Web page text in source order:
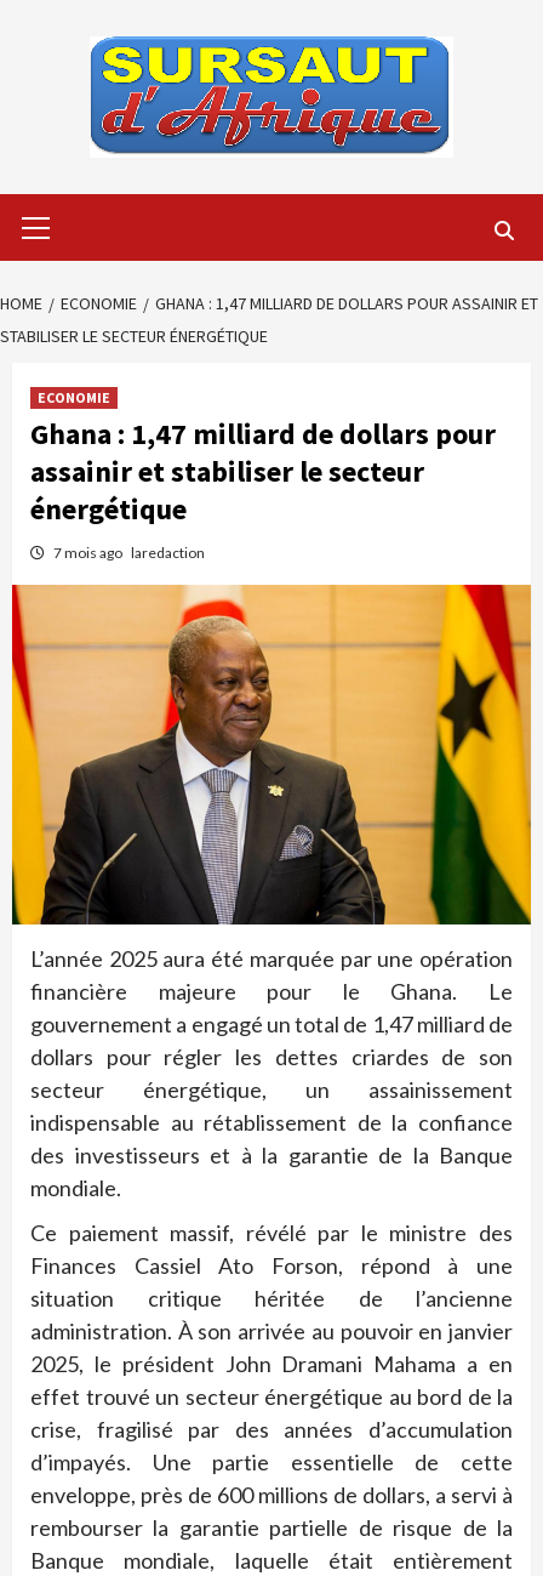
Menu
HOME ECONOMIE
GHANA : 1,47 MILLIARD DE DOLLARS POUR ASSAINIR ET
STABILISER LE SECTEUR ÉNERGÉTIQUE
ECONOMIE
Ghana : 1,47 milliard de dollars pour
assainir et stabiliser le secteur
énergétique
7 mois ago laredaction
L’année 2025 aura été marquée par une opération
financière majeure pour le Ghana. Le
gouvernement a engagé un total de 1,47 milliard de
dollars pour régler les dettes criardes de son
secteur énergétique, un assainissement
indispensable au rétablissement de la confiance
des investisseurs et à la garantie de la Banque
mondiale.
Ce paiement massif, révélé par le ministre des
Finances Cassiel Ato Forson, répond à une
situation critique héritée de l’ancienne
administration. À son arrivée au pouvoir en janvier
2025, le président John Dramani Mahama a en
effet trouvé un secteur énergétique au bord de la
crise, fragilisé par des années d’accumulation
d’impayés. Une partie essentielle de cette
enveloppe, près de 600 millions de dollars, a servi à
rembourser la garantie partielle de risque de la
Banque mondiale, laquelle était entièrement